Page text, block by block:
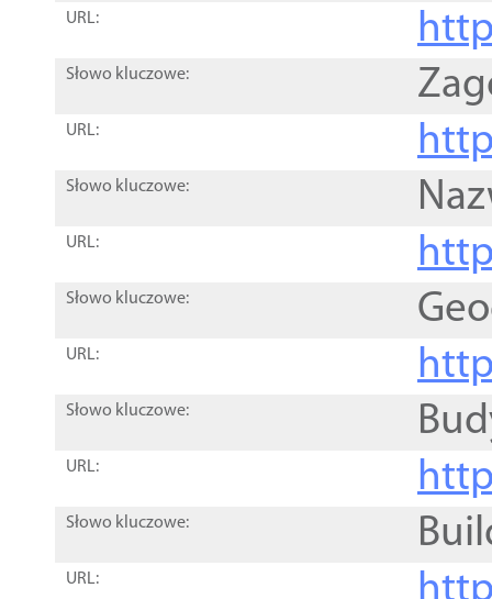
URL:
Słowo kluczowe:
URL:
Słowo kluczowe:
URL:
Słowo kluczowe:
URL:
Słowo kluczowe:
URL:
Słowo kluczowe:
URL: